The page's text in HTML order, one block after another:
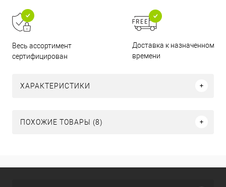
Весь ассортимент
сертифицирован
Доставка к назначенному
времени
ХАРАКТЕРИСТИКИ
ПОХОЖИЕ ТОВАРЫ (8)